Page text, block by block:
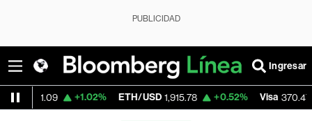
PUBLICIDAD
Ingresar
+1.02% ETH/USD 1,915.78 +0.52% Visa 370.47 +0.52%